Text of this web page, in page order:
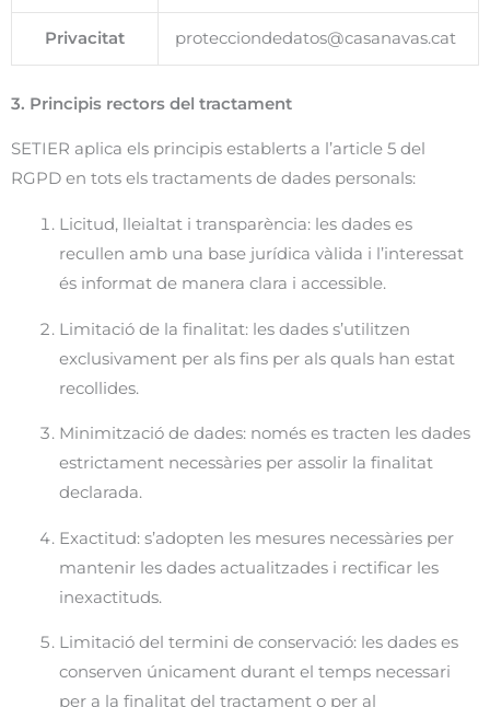
Privacitat protecciondedatos@casanavas.cat
3. Principis rectors del tractament
SETIER aplica els principis establerts a l’article 5 del
RGPD en tots els tractaments de dades personals:
Licitud, lleialtat i transparència: les dades es
recullen amb una base jurídica vàlida i l’interessat
és informat de manera clara i accessible.
Limitació de la finalitat: les dades s’utilitzen
exclusivament per als fins per als quals han estat
recollides.
Minimització de dades: només es tracten les dades
estrictament necessàries per assolir la finalitat
declarada.
Exactitud: s’adopten les mesures necessàries per
mantenir les dades actualitzades i rectificar les
inexactituds.
Limitació del termini de conservació: les dades es
conserven únicament durant el temps necessari
per a la finalitat del tractament o per al